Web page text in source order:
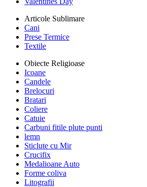
Articole Sublimare
Cani
Prese Termice
Textile
Obiecte Religioase
Icoane
Candele
Brelocuri
Bratari
Coliere
Catuie
Carbuni fitile plute punti
lemn
Sticlute cu Mir
Crucifix
Medalioane Auto
Forme coliva
Litografii